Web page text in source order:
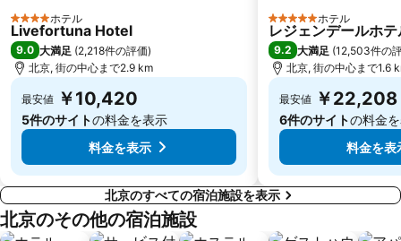
4 ホテルのランク
ホテル
Livefortuna Hotel
9.0 大満足 (2,218件の評価)
北京, 街の中心まで2.9 km
最安値 ￥10,420
5件のサイトの料金を表示
料金を表示
5 ホテルのランク
ホテル
レジェンデールホ
9.2 大満足 (12,503件の
北京, 街の中心まで1.6
最安値 ￥22,208
6件のサイトの料金
料金を表
北京のすべての宿泊施設を表示
北京のその他の宿泊施設